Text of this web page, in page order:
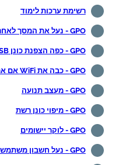
רשימת ערכות לימוד
GPO - נעל את המסך לאחר חוסר פעילות
GPO - כפה הצפנת כונן USB
GPO - כבה את WiFi אם אתר אינטרנט מחובר
GPO - מעצב תנועה
GPO - מיפוי כונן רשת
GPO - לוקר יישומים
GPO - נעל חשבון משתמש לאחר 3 נכשל